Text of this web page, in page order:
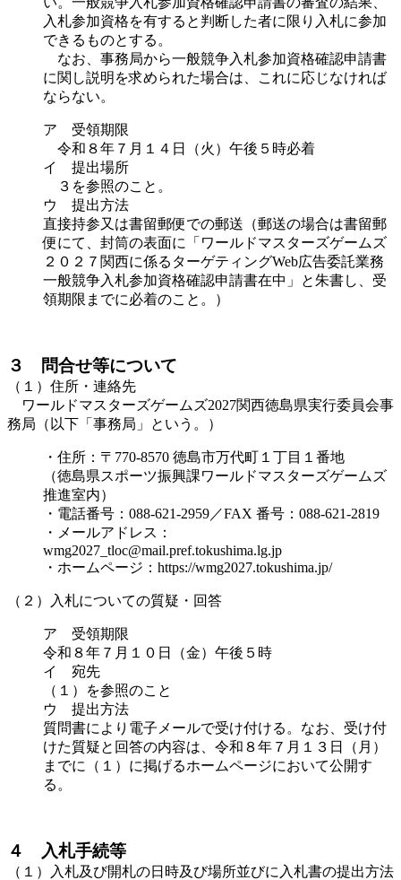
入札参加資格を有すると判断した者に限り入札に参加
できるものとする。
なお、事務局から一般競争入札参加資格確認申請書
に関し説明を求められた場合は、これに応じなければ
ならない。
ア 受領期限
令和８年７月１４日（火）午後５時必着
イ 提出場所
３を参照のこと。
ウ 提出方法
直接持参又は書留郵便での郵送（郵送の場合は書留郵
便にて、封筒の表面に「ワールドマスターズゲームズ
２０２７関西に係るターゲティングWeb広告委託業務
一般競争入札参加資格確認申請書在中」と朱書し、受
領期限までに必着のこと。）
３ 問合せ等について
（１）住所・連絡先
ワールドマスターズゲームズ2027関西徳島県実行委員会事
務局（以下「事務局」という。）
・住所：〒770-8570 徳島市万代町１丁目１番地
（徳島県スポーツ振興課ワールドマスターズゲームズ
推進室内）
・電話番号：088-621-2959／FAX 番号：088-621-2819
・メールアドレス：
wmg2027_tloc@mail.pref.tokushima.lg.jp
・ホームページ：https://wmg2027.tokushima.jp/
（２）入札についての質疑・回答
ア 受領期限
令和８年７月１０日（金）午後５時
イ 宛先
（１）を参照のこと
ウ 提出方法
質問書により電子メールで受け付ける。なお、受け付
けた質疑と回答の内容は、令和８年７月１３日（月）
までに（１）に掲げるホームページにおいて公開す
る。
４ 入札手続等
（１）入札及び開札の日時及び場所並びに入札書の提出方法